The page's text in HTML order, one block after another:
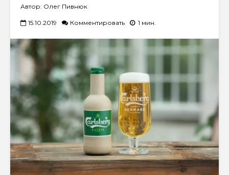
Автор: Олег Пивнюк
15.10.2019 Комментировать 1 мин.